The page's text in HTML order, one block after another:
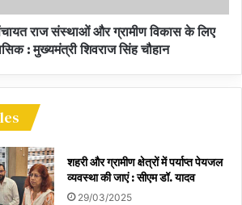
राज संस्थाओं और ग्रामीण विकास के लिए
: मुख्यमंत्री शिवराज सिंह चौहान
शहरी और ग्रामीण क्षेत्रों में पर्याप्त पेयजल
व्यवस्था की जाएं : सीएम डॉ. यादव
29/03/2025